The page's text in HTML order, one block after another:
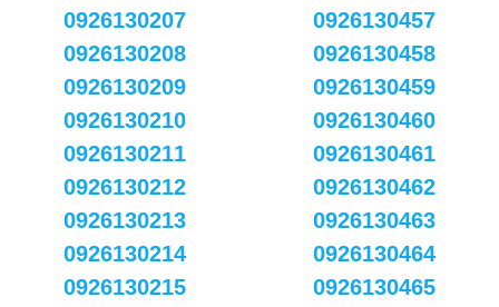
0926130207
0926130208
0926130209
0926130210
0926130211
0926130212
0926130213
0926130214
0926130215
0926130457
0926130458
0926130459
0926130460
0926130461
0926130462
0926130463
0926130464
0926130465